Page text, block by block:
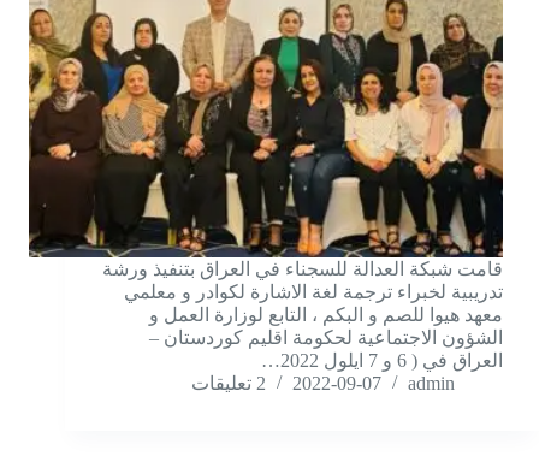
قامت شبكة العدالة للسجناء في العراق بتنفيذ ورشة
تدريبية لخبراء ترجمة لغة الاشارة لكوادر و معلمي
معهد هيوا للصم و البكم ، التابع لوزارة العمل و
الشؤون الاجتماعية لحكومة اقليم كوردستان –
العراق في ( 6 و 7 ايلول 2022…
admin
2022-09-07 2 تعليقات